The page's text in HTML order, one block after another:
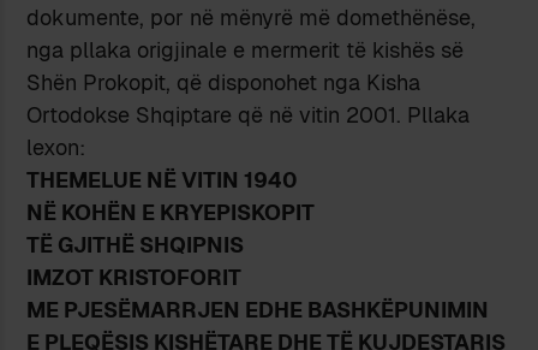
dokumente, por në mënyrë më domethënëse,
nga pllaka origjinale e mermerit të kishës së
Shën Prokopit, që disponohet nga Kisha
Ortodokse Shqiptare që në vitin 2001. Pllaka
lexon:
THEMELUE NË VITIN 1940
NË KOHËN E KRYEPISKOPIT
TË GJITHË SHQIPNIS
IMZOT KRISTOFORIT
ME PJESËMARRJEN EDHE BASHKËPUNIMIN
E PLEQËSIS KISHËTARE DHE TË KUJDESTARIS